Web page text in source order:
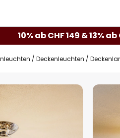
10% ab CHF 149 & 13%
Deckenleuchten